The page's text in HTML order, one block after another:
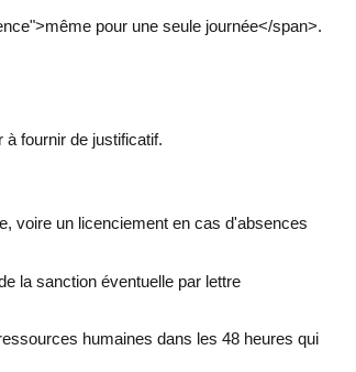
pour une seule journée</span>.
fournir de justificatif.
voire un licenciement en cas d'absences
la sanction éventuelle par lettre
humaines dans les 48 heures qui